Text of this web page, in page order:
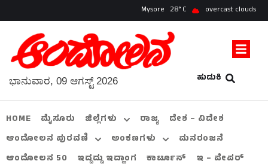
Mysore 28 overcast clouds
ಹುಡುಕಿ
ಭಾನುವಾರ, 09 ಆಗಸ್ಟ್ 2026
HOME ಮೈಸೂರು ಜಿಲ್ಲೆಗಳು ರಾಜ್ಯ
ದೇಶ – ವಿದೇಶ
ಆಂದೋಲನ ಪುರವಣಿ
ಅಂಕಣಗಳು
ಮನರಂಜನೆ
ಆಂದೋಲನ 50
ಇದ್ದದ್ದು ಇದ್ಹಾಂಗ ಕಾರ್ಟೂನ್ ಇ – ಪೇಪರ್